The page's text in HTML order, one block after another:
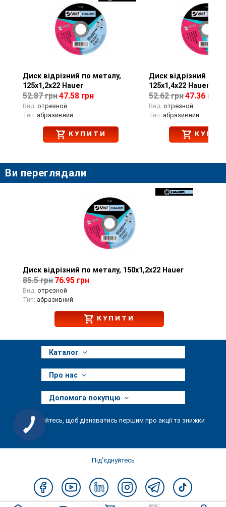
Перегляд товару
Диск відрізний по металу,
125х1,2х22 Hauer
52.87 грн47.58 грн
Вид: отрезной
Тип: абразивний
КУПИТИ
Перегляд
Диск відрізний по
125х1,4х22 Hauer
52.62 грн47.36 грн
Вид: отрезной
Тип: абразивний
Ви переглядали
Перегляд товару
Диск відрізний по металу, 150х1,2х22 Hauer
85.5 грн 76.95 грн
Вид: отрезной
Тип: абразивний
КУПИТИ
Каталог
Про нас
Допомога покупцю
Підписуйтесь, щоб дізнаватись першим про акції та знижки
Під'єднуйтесь
КНОПКА
ЗВ'ЯЗКУ